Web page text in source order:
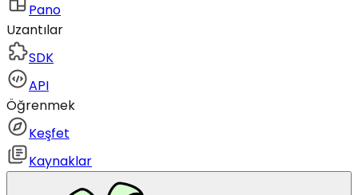
Pano
Uzantılar
SDK
API
Öğrenmek
Keşfet
Kaynaklar